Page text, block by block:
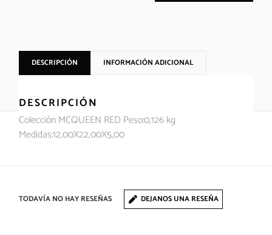
DESCRIPCIÓN INFORMACIÓN ADICIONAL
DESCRIPCIÓN
Colección MCQUEEN RED Peso:0,126 kg
Medidas:12,00X22,00X5,00
TODAVÍA NO HAY RESEÑAS DEJANOS UNA RESEÑA